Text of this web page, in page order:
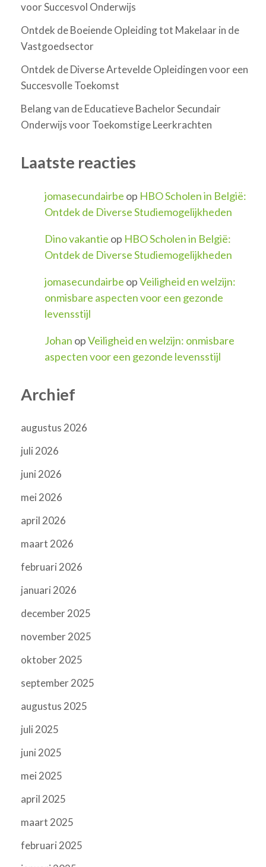
voor Succesvol Onderwijs
Ontdek de Boeiende Opleiding tot Makelaar in de
Vastgoedsector
Ontdek de Diverse Artevelde Opleidingen voor een
Succesvolle Toekomst
Belang van de Educatieve Bachelor Secundair
Onderwijs voor Toekomstige Leerkrachten
Laatste reacties
jomasecundairbe op HBO Scholen in België:
Ontdek de Diverse Studiemogelijkheden
Dino vakantie op HBO Scholen in België:
Ontdek de Diverse Studiemogelijkheden
jomasecundairbe opVeiligheid en welzijn:
onmisbare aspecten voor een gezonde
levensstijl
Johan opVeiligheid en welzijn: onmisbare
aspecten voor een gezonde levensstijl
Archief
augustus 2026
juli 2026
juni 2026
mei 2026
april 2026
maart 2026
februari 2026
januari 2026
december 2025
november 2025
oktober 2025
september 2025
augustus 2025
juli 2025
juni 2025
mei 2025
april 2025
maart 2025
februari 2025